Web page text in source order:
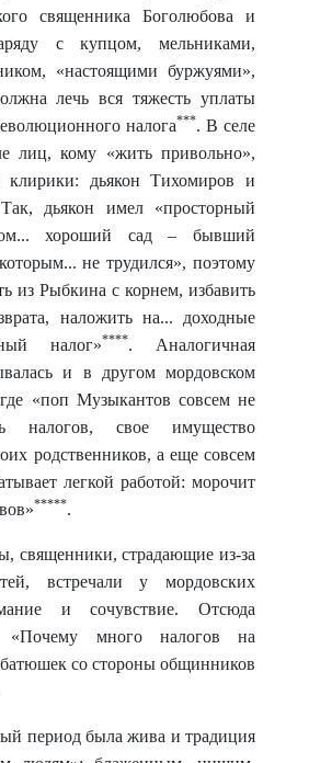
священника Боголюбова и
с купцом, мельниками,
«настоящими буржуями»,
лечь вся тяжесть уплаты
налога***. В селе
лиц, кому «жить привольно»,
клирики: дьякон Тихомиров и
дьякон имел «просторный
хороший сад – бывший
не трудился», поэтому
из Рыбкина с корнем, избавить
наложить на... доходные
налог»****. Аналогичная
и в другом мордовском
«поп Музыкантов совсем не
налогов, свое имущество
родственников, а еще совсем
легкой работой: морочит
*****.
священники, страдающие из-за
встречали у мордовских
и сочувствие. Отсюда
«Почему много налогов на
со стороны общинников
период была жива и традиция